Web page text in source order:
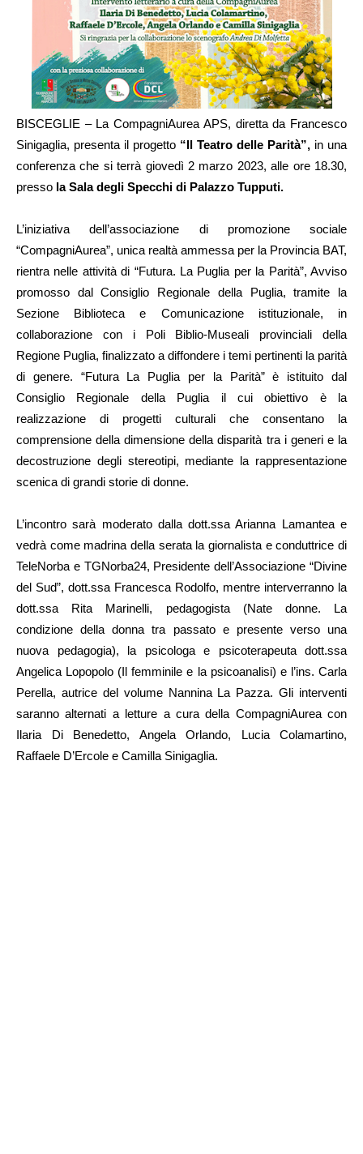
BISCEGLIE – La CompagniAurea APS, diretta da Francesco
Sinigaglia, presenta il progetto “Il Teatro delle Parità”, in una
conferenza che si terrà giovedì 2 marzo 2023, alle ore 18.30,
presso la Sala degli Specchi di Palazzo Tupputi.
L’iniziativa dell’associazione di promozione sociale
“CompagniAurea”, unica realtà ammessa per la Provincia BAT,
rientra nelle attività di “Futura. La Puglia per la Parità”, Avviso
promosso dal Consiglio Regionale della Puglia, tramite la
Sezione Biblioteca e Comunicazione istituzionale, in
collaborazione con i Poli Biblio-Museali provinciali della
Regione Puglia, finalizzato a diffondere i temi pertinenti la parità
di genere. “Futura La Puglia per la Parità” è istituito dal
Consiglio Regionale della Puglia il cui obiettivo è la
realizzazione di progetti culturali che consentano la
comprensione della dimensione della disparità tra i generi e la
decostruzione degli stereotipi, mediante la rappresentazione
scenica di grandi storie di donne.
L’incontro sarà moderato dalla dott.ssa Arianna Lamantea e
vedrà come madrina della serata la giornalista e conduttrice di
TeleNorba e TGNorba24, Presidente dell’Associazione “Divine
del Sud”, dott.ssa Francesca Rodolfo, mentre interverranno la
dott.ssa Rita Marinelli, pedagogista (Nate donne. La
condizione della donna tra passato e presente verso una
nuova pedagogia), la psicologa e psicoterapeuta dott.ssa
Angelica Lopopolo (Il femminile e la psicoanalisi) e l’ins. Carla
Perella, autrice del volume Nannina La Pazza. Gli interventi
saranno alternati a letture a cura della CompagniAurea con
Ilaria Di Benedetto, Angela Orlando, Lucia Colamartino,
Raffaele D’Ercole e Camilla Sinigaglia.